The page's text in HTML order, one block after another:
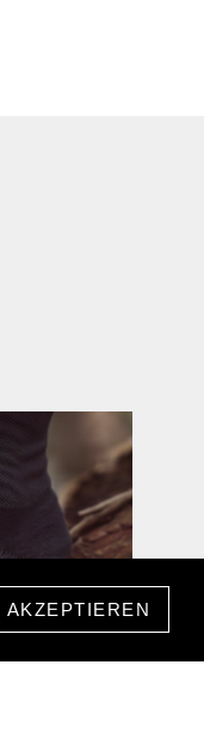
AKZEPTIEREN